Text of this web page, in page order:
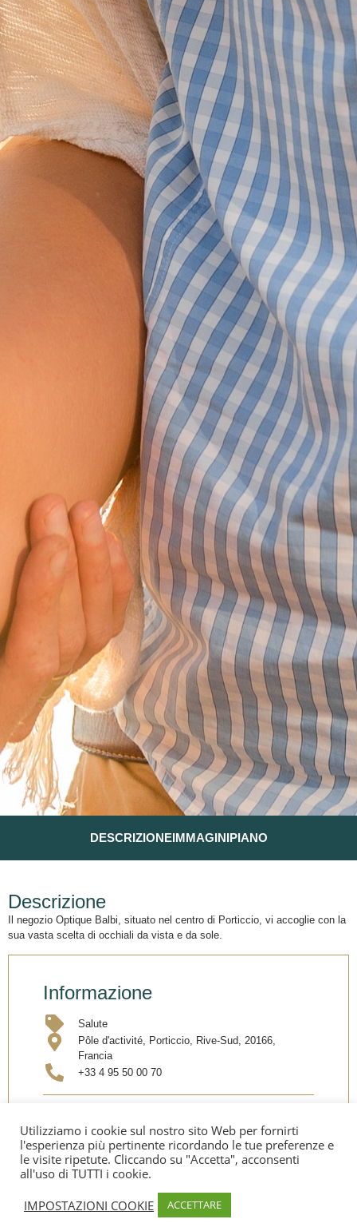
DESCRIZIONEIMMAGINIPIANO
Descrizione
Il negozio Optique Balbi, situato nel centro di Porticcio, vi accoglie con la
sua vasta scelta di occhiali da vista e da sole.
Informazione
Salute
Pôle d'activité, Porticcio, Rive-Sud, 20166,
Francia
+33 4 95 50 00 70
Condividi
Utilizziamo i cookie sul nostro sito Web per fornirti
l'esperienza più pertinente ricordando le tue preferenze e
le visite ripetute. Cliccando su "Accetta", acconsenti
all'uso di TUTTI i cookie.
IMPOSTAZIONI COOKIE
ACCETTARE